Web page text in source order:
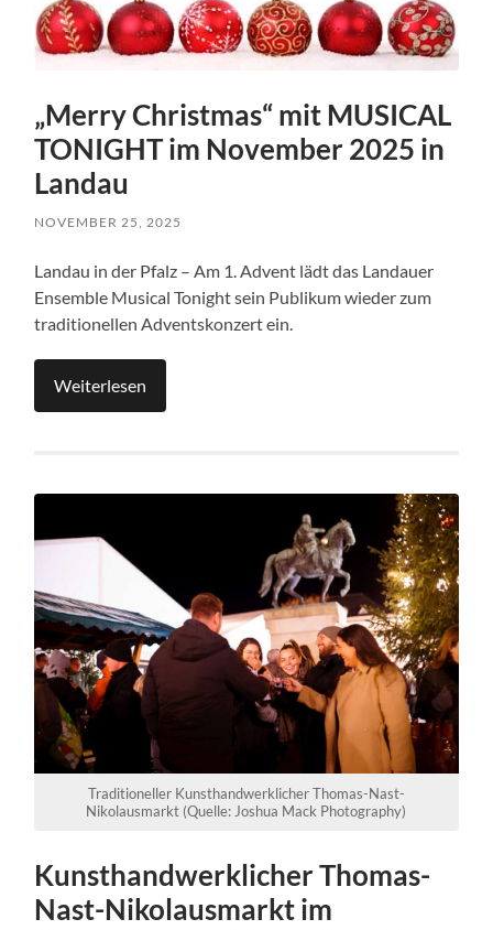
„Merry Christmas“ mit MUSICAL
TONIGHT im November 2025 in
Landau
NOVEMBER 25, 2025
Landau in der Pfalz – Am 1. Advent lädt das Landauer
Ensemble Musical Tonight sein Publikum wieder zum
traditionellen Adventskonzert ein.
Weiterlesen
Traditioneller Kunsthandwerklicher Thomas-Nast-
Nikolausmarkt (Quelle: Joshua Mack Photography)
Kunsthandwerklicher Thomas-
Nast-Nikolausmarkt im